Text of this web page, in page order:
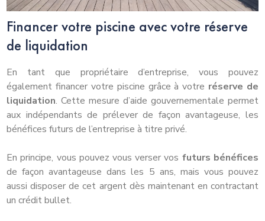
Financer votre piscine avec votre réserve
de liquidation
En tant que propriétaire d’entreprise, vous pouvez
également financer votre piscine grâce à votre réserve de
liquidation. Cette mesure d’aide gouvernementale permet
aux indépendants de prélever de façon avantageuse, les
bénéfices futurs de l’entreprise à titre privé.
En principe, vous pouvez vous verser vos futurs bénéfices
de façon avantageuse dans les 5 ans, mais vous pouvez
aussi disposer de cet argent dès maintenant en contractant
un crédit bullet.